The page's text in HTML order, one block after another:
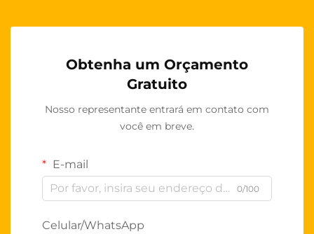
Obtenha um Orçamento
Gratuito
Nosso representante entrará em contato com
você em breve.
E-mail
0/100
Celular/WhatsApp